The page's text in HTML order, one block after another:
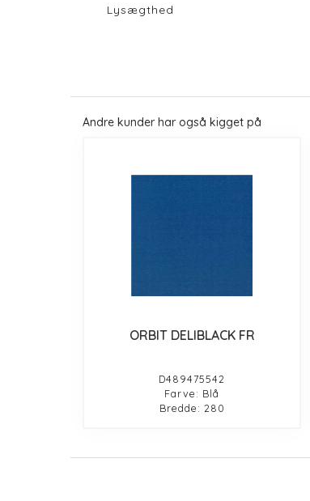
Lysægthed
Andre kunder har også kigget på
ORBIT DELIBLACK FR
D489475542
Farve: Blå
Bredde: 280